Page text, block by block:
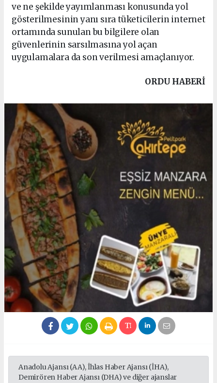
ve ne şekilde yayımlanması konusunda yol
gösterilmesinin yanı sıra tüketicilerin internet
ortamında sunulan bu bilgilere olan
güvenlerinin sarsılmasına yol açan
uygulamalara da son verilmesi amaçlanıyor.
ORDU HABERİ
Anadolu Ajansı (AA), İhlas Haber Ajansı (İHA),
Demirören Haber Ajansı (DHA) ve diğer ajanslar